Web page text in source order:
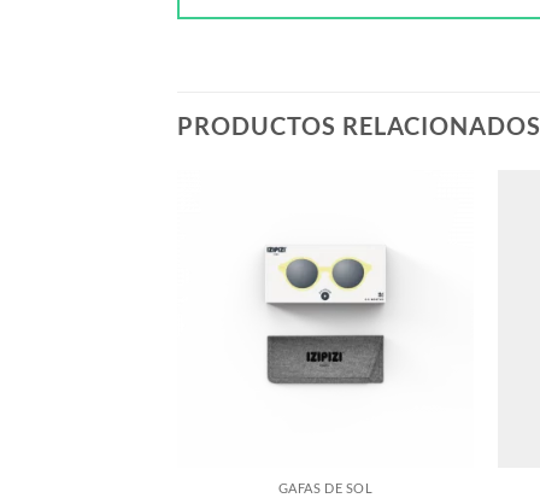
PRODUCTOS RELACIONADOS
GAFAS DE SOL